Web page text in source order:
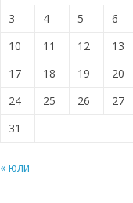
3
4 5 6
10
11 12 13
17
18 19 20
24
25 26 27
31
« юли